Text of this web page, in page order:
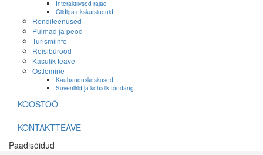
Interaktiivsed rajad
Giidiga ekskursioonid
Renditeenused
Pulmad ja peod
Turismiinfo
Reisibürood
Kasulik teave
Ostlemine
Kaubanduskeskused
Suveniirid ja kohalik toodang
KOOSTÖÖ
KONTAKTTEAVE
Paadisõidud